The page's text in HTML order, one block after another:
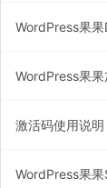
WordPress果
WordPress果
激活码使用说明
WordPress果